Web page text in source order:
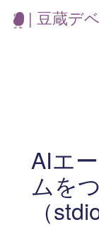
| 豆蔵デ
AIエ
ムを
（